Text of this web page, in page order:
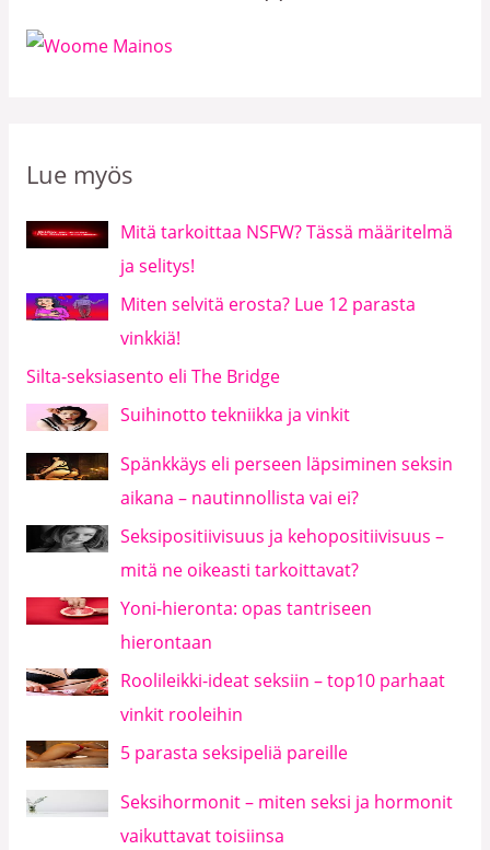
Lue myös
Mitä tarkoittaa NSFW? Tässä määritelmä
ja selitys!
Miten selvitä erosta? Lue 12 parasta
vinkkiä!
Silta-seksiasento eli The Bridge
Suihinotto tekniikka ja vinkit
Spänkkäys eli perseen läpsiminen seksin
aikana – nautinnollista vai ei?
Seksipositiivisuus ja kehopositiivisuus –
mitä ne oikeasti tarkoittavat?
Yoni-hieronta: opas tantriseen
hierontaan
Roolileikki-ideat seksiin – top10 parhaat
vinkit rooleihin
5 parasta seksipeliä pareille
Seksihormonit – miten seksi ja hormonit
vaikuttavat toisiinsa